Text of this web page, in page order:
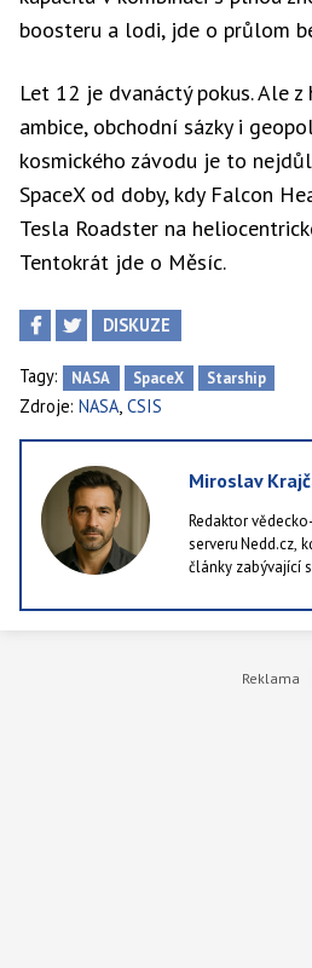
boosteru a lodi, jde o průlom
Let 12 je dvanáctý pokus. Ale
ambice, obchodní sázky i
kosmického závodu je to
SpaceX od doby, kdy Falcon
Tesla Roadster na
Tentokrát jde o Měsíc.
DISKUZE
Tagy: NASA SpaceX Starship
Zdroje: NASA CSIS
Miroslav
Redaktor
serveru Nedd.cz,
články zabývající
zdraví. Rád
studie se
lidí v republice.